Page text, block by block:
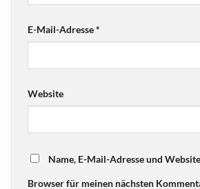
E-Mail-Adresse*
Website
Name, E-Mail-Adresse und
Browser für meinen nächsten